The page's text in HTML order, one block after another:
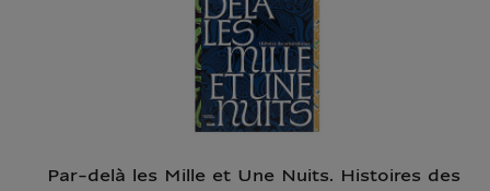
Par-delà les Mille et Une Nuits. Histoires des